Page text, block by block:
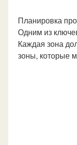
Планировка
Одним из
Каждая зона
зоны, которые